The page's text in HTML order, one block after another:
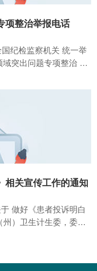
项整治举报电话
纪检监察机关 统一举
突出问题专项整治 领
相关宣传工作的通知
做好《患者投诉明白
）卫生计生委，委直